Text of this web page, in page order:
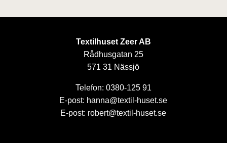
Textilhuset Zeer AB
Rådhusgatan 25
571 31 Nässjö
Telefon: 0380-125 91
E-post: hanna@textil-huset.se
E-post: robert@textil-huset.se